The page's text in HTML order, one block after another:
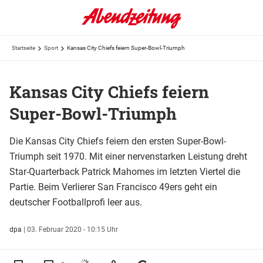
Startseite Sport Kansas City Chiefs feiern Super-Bowl-Triumph
Kansas City Chiefs feiern
Super-Bowl-Triumph
Die Kansas City Chiefs feiern den ersten Super-Bowl-
Triumph seit 1970. Mit einer nervenstarken Leistung dreht
Star-Quarterback Patrick Mahomes im letzten Viertel die
Partie. Beim Verlierer San Francisco 49ers geht ein
deutscher Footballprofi leer aus.
dpa | 03. Februar 2020 - 10:15 Uhr